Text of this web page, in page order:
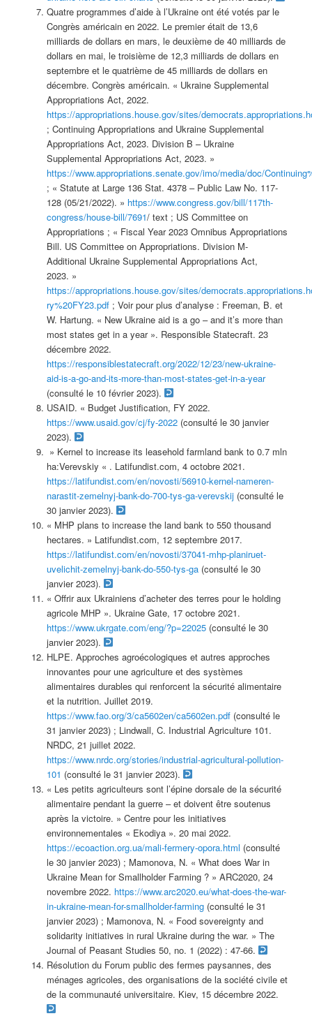
Quatre programmes d’aide à l’Ukraine ont été votés par le
Congrès américain en 2022. Le premier était de 13,6
milliards de dollars en mars, le deuxième de 40 milliards de
dollars en mai, le troisième de 12,3 milliards de dollars en
septembre et le quatrième de 45 milliards de dollars en
décembre. Congrès américain. « Ukraine Supplemental
Appropriations Act, 2022.
https://appropriations.house.gov/sites/
; Continuing Appropriations and Ukraine Supplemental
Appropriations Act, 2023. Division B – Ukraine
Supplemental Appropriations Act, 2023. »
https://www.appropriations.senate.gov/imo/media/doc/
; « Statute at Large 136 Stat. 4378 – Public Law No. 117-
128 (05/21/2022). » https://www.congress.gov/bill/117th-
congress/house-bill/7691/ text ; US Committee on
Appropriations ; « Fiscal Year 2023 Omnibus Appropriations
Bill. US Committee on Appropriations. Division M-
Additional Ukraine Supplemental Appropriations Act,
2023. »
https://appropriations.house.gov/sites/
ry%20FY23.pdf; Voir pour plus d’analyse : Freeman, B. et
W. Hartung. « New Ukraine aid is a go – and it’s more than
most states get in a year ». Responsible Statecraft. 23
décembre 2022.
https://responsiblestatecraft.org/2022/12/23/new-ukraine-
aid-is-a-go-and-its-more-than-most-states-get-in-a-year
(consulté le 10 février 2023).
USAID. « Budget Justification, FY 2022.
https://www.usaid.gov/cj/fy-2022(consulté le 30 janvier
2023).
» Kernel to increase its leasehold farmland bank to 0.7 mln
ha:Verevskiy « . Latifundist.com, 4 octobre 2021.
https://latifundist.com/en/novosti/56910-kernel-nameren-
narastit-zemelnyj-bank-do-700-tys-ga-verevskij(consulté le
30 janvier 2023).
« MHP plans to increase the land bank to 550 thousand
hectares. » Latifundist.com, 12 septembre 2017.
https://latifundist.com/en/novosti/37041-mhp-planiruet-
uvelichit-zemelnyj-bank-do-550-tys-ga(consulté le 30
janvier 2023).
« Offrir aux Ukrainiens d’acheter des terres pour le holding
agricole MHP ». Ukraine Gate, 17 octobre 2021.
https://www.ukrgate.com/eng/?p=22025(consulté le 30
janvier 2023).
HLPE. Approches agroécologiques et autres approches
innovantes pour une agriculture et des systèmes
alimentaires durables qui renforcent la sécurité alimentaire
et la nutrition. Juillet 2019.
https://www.fao.org/3/ca5602en/ca5602en.pdf(consulté le
31 janvier 2023) ; Lindwall, C. Industrial Agriculture 101.
NRDC, 21 juillet 2022.
https://www.nrdc.org/stories/industrial-agricultural-pollution-
101 (consulté le 31 janvier 2023).
« Les petits agriculteurs sont l’épine dorsale de la sécurité
alimentaire pendant la guerre – et doivent être soutenus
après la victoire. » Centre pour les initiatives
environnementales « Ekodiya ». 20 mai 2022.
https://ecoaction.org.ua/mali-fermery-opora.html (consulté
le 30 janvier 2023) ; Mamonova, N. « What does War in
Ukraine Mean for Smallholder Farming ? » ARC2020, 24
novembre 2022. https://www.arc2020.eu/what-does-the-war-
in-ukraine-mean-for-smallholder-farming(consulté le 31
janvier 2023) ; Mamonova, N. « Food sovereignty and
solidarity initiatives in rural Ukraine during the war. » The
Journal of Peasant Studies 50, no. 1 (2022) : 47-66.
Résolution du Forum public des fermes paysannes, des
ménages agricoles, des organisations de la société civile et
de la communauté universitaire. Kiev, 15 décembre 2022.